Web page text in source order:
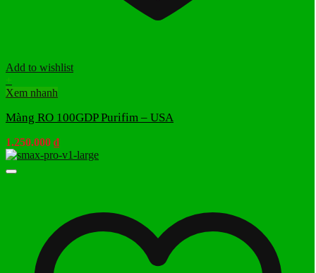
Add to wishlist
+
Xem nhanh
Màng RO 100GDP Purifim – USA
1.250.000 ₫